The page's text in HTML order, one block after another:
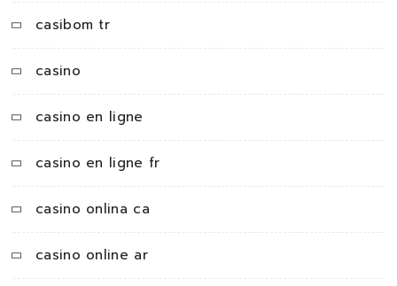
casibom tr
casino
casino en ligne
casino en ligne fr
casino onlina ca
casino online ar